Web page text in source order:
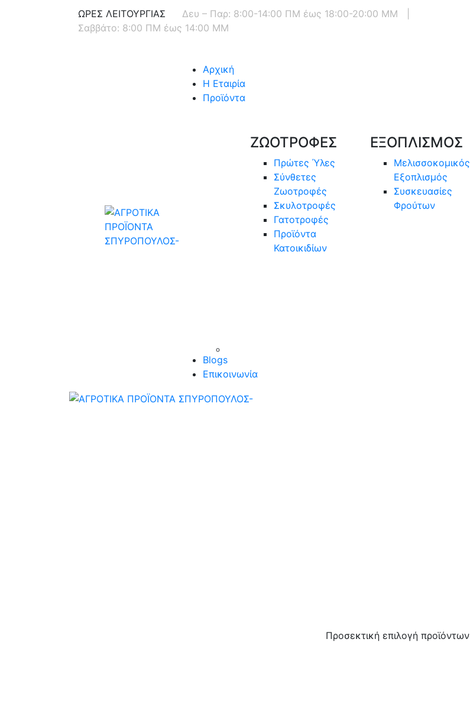
ΩΡΕΣ ΛΕΙΤΟΥΡΓΙΑΣ Δευ – Παρ: 8:00-14:00 ΠΜ έως 18:00-20:00 ΜΜ
Σαββάτο: 8:00 ΠΜ έως 14:00 ΜΜ
Αρχική
Η Εταιρία
Προϊόντα
ΖΩΟΤΡΟΦΕΣ
Πρώτες Ύλες
Σύνθετες
Ζωοτροφές
Σκυλοτροφές
Γατοτροφές
Προϊόντα
Κατοικιδίων
ΕΞΟΠΛΙΣΜΟΣ
Μελισσοκομικός
Εξοπλισμός
Συσκευασίες
Φρούτων
Blogs
Επικοινωνία
Προσεκτική επιλογή προϊόντων